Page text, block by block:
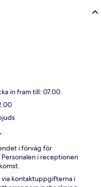
in fram till: 07.00.
i förväg för
i receptionen
kontaktuppgifterna i